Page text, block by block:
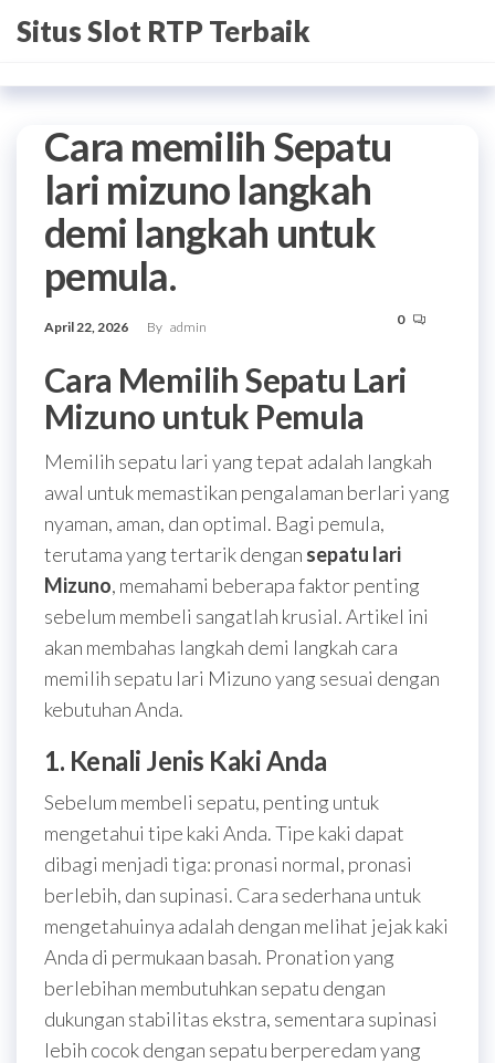
toSitus Slot RTP Terbaik
Cara memilih Sepatu
lari mizuno langkah
demi langkah untuk
pemula.
April 22, 2026 By admin 0
Cara Memilih Sepatu Lari
Mizuno untuk Pemula
Memilih sepatu lari yang tepat adalah langkah
awal untuk memastikan pengalaman berlari yang
nyaman, aman, dan optimal. Bagi pemula,
terutama yang tertarik dengan sepatu lari
Mizuno, memahami beberapa faktor penting
sebelum membeli sangatlah krusial. Artikel ini
akan membahas langkah demi langkah cara
memilih sepatu lari Mizuno yang sesuai dengan
kebutuhan Anda.
1. Kenali Jenis Kaki Anda
Sebelum membeli sepatu, penting untuk
mengetahui tipe kaki Anda. Tipe kaki dapat
dibagi menjadi tiga: pronasi normal, pronasi
berlebih, dan supinasi. Cara sederhana untuk
mengetahuinya adalah dengan melihat jejak kaki
Anda di permukaan basah. Pronation yang
berlebihan membutuhkan sepatu dengan
dukungan stabilitas ekstra, sementara supinasi
lebih cocok dengan sepatu berperedam yang